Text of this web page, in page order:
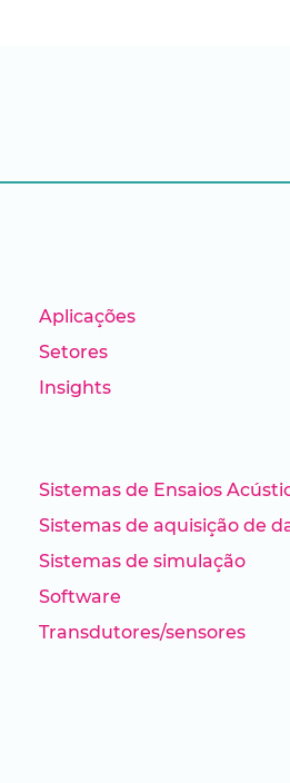
Aplicações
Setores
Insights
Sistemas de Ensaios
Sistemas de aquisição de
Sistemas de simulação
Software
Transdutores/sensores